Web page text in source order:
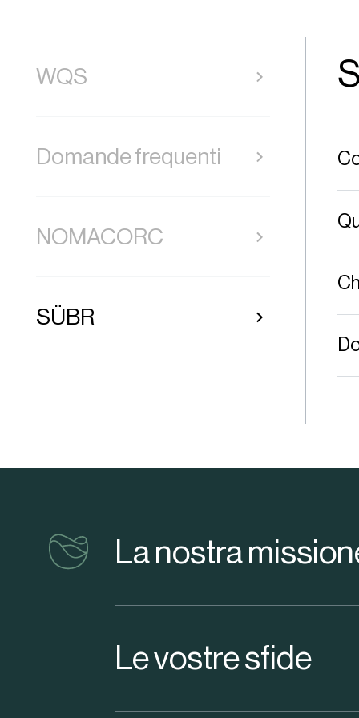
WQS
Domande frequenti
NOMACORC
SÜBR
vinventions
La nostra
Le vostre sfide